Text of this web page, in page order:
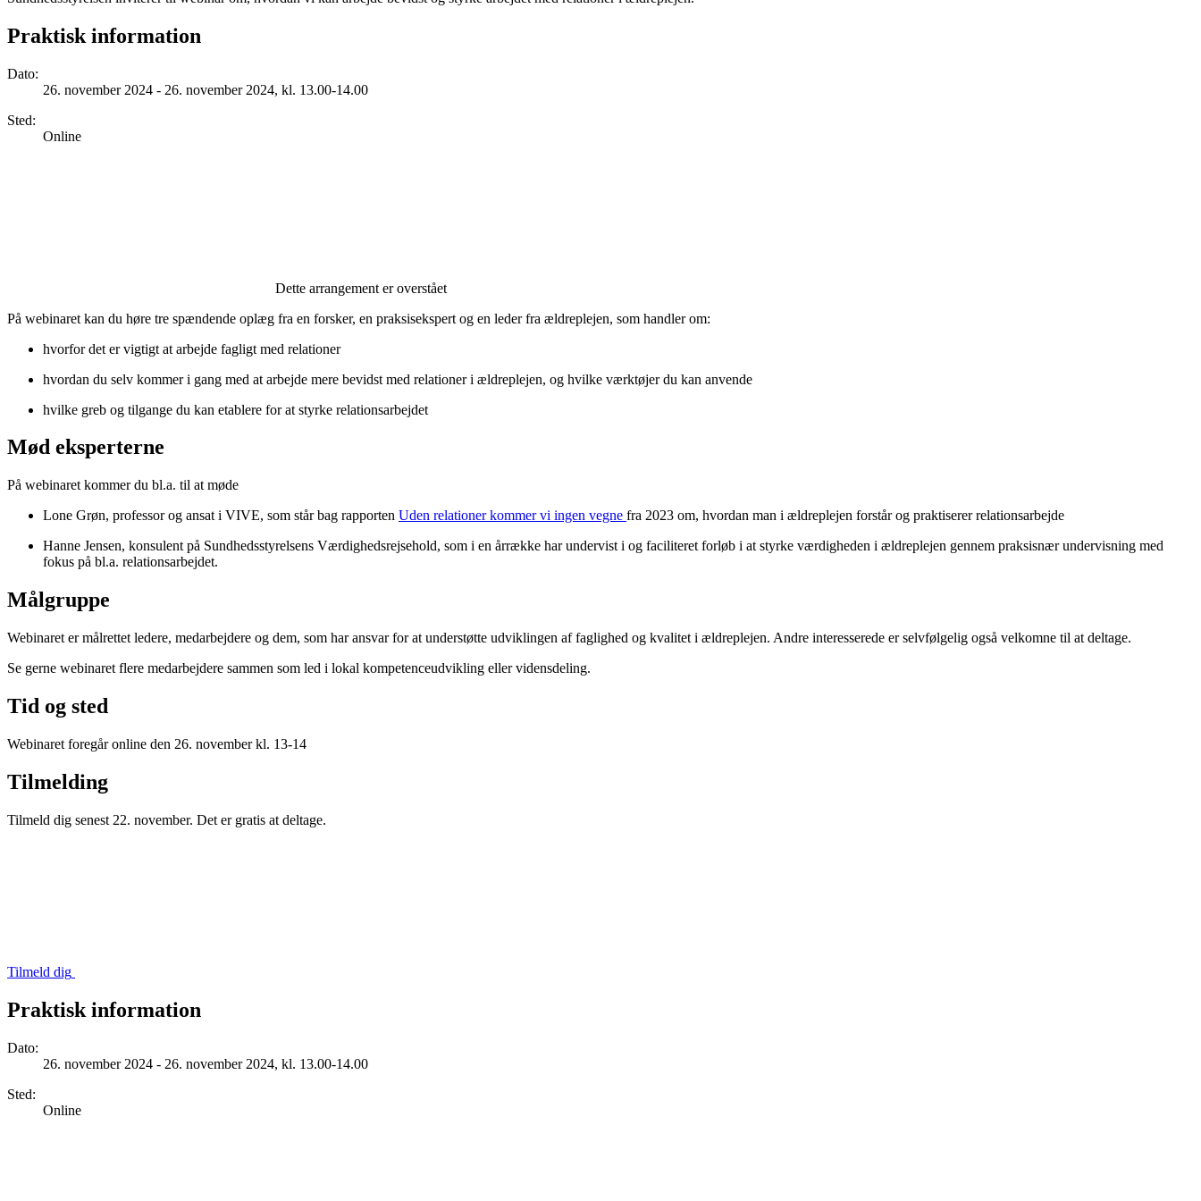
Praktisk information
Dato:
26. november 2024 - 26. november 2024, kl. 13.00-14.00
Sted:
Online
Dette arrangement er overstået
På webinaret kan du høre tre spændende oplæg fra en forsker, en praksisekspert og en leder fra ældreplejen, som handler om:
hvorfor det er vigtigt at arbejde fagligt med relationer
hvordan du selv kommer i gang med at arbejde mere bevidst med relationer i ældreplejen, og hvilke værktøjer du kan anvende
hvilke greb og tilgange du kan etablere for at styrke relationsarbejdet
Mød eksperterne
På webinaret kommer du bl.a. til at møde
Lone Grøn, professor og ansat i VIVE, som står bag rapporten Uden relationer kommer vi ingen vegne fra 2023 om, hvordan man i ældreplejen forstår og praktiserer relationsarbejde
Hanne Jensen, konsulent på Sundhedsstyrelsens Værdighedsrejsehold, som i en årrække har undervist i og faciliteret forløb i at styrke værdigheden i ældreplejen gennem praksisnær undervisning med
fokus på bl.a. relationsarbejdet.
Målgruppe
Webinaret er målrettet ledere, medarbejdere og dem, som har ansvar for at understøtte udviklingen af faglighed og kvalitet i ældreplejen. Andre interesserede er selvfølgelig også velkomne til at deltage.
Se gerne webinaret flere medarbejdere sammen som led i lokal kompetenceudvikling eller vidensdeling.
Tid og sted
Webinaret foregår online den 26. november kl. 13-14
Tilmelding
Tilmeld dig senest 22. november. Det er gratis at deltage.
Tilmeld dig
Praktisk information
Dato:
26. november 2024 - 26. november 2024, kl. 13.00-14.00
Sted:
Online